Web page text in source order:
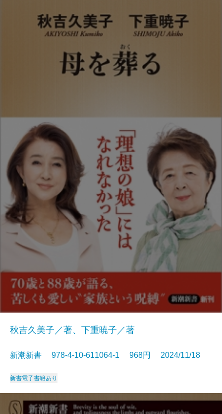
秋吉久美子／著、下重暁子／著
新潮新書 978-4-10-611064-1 968円 2024/11/18
新書電子書籍あり